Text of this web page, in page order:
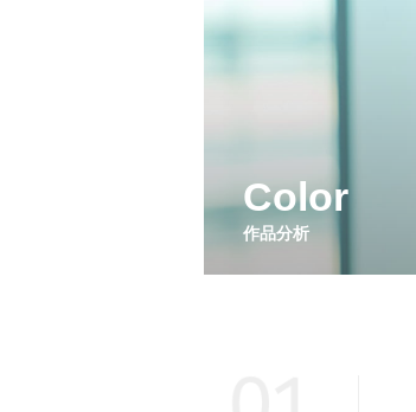
Color
作品分析